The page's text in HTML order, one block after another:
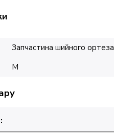
Запчастина шийного ортеза
M